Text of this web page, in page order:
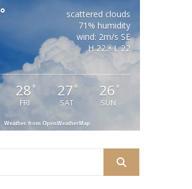
°
scattered clouds
71% humidity
wind: 2m/s SE
H 22 • L 22
28 °
FRI
27°
SAT
26 °
SUN
Weather from OpenWeatherMap